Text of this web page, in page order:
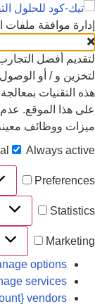
موافقة ملفات
أفضل
و / أو الوصول
التقنيات
هذا الموقع. عدم
ووظائف
Always
options
services
vendors